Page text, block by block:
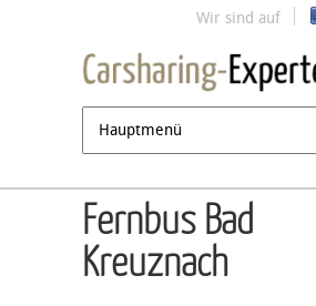
Jump to navigation
Wir sind auf
Fernbus Bad
Kreuznach